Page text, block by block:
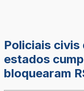
Policiais civis
estados
bloquearam